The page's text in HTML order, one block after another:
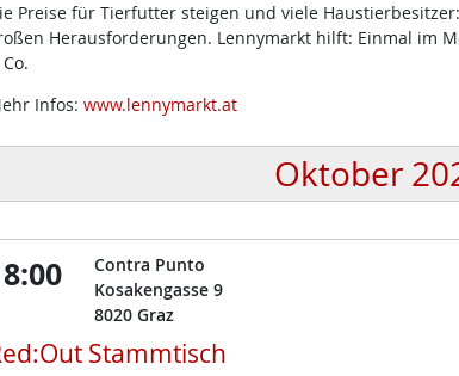
Preise für Tierfutter steigen und viele
Herausforderungen. Lennymarkt hilft: Einmal im
Infos: www.lennymarkt.at
Oktober
Contra Punto
Kosakengasse 9
8020 Graz
Stammtisch